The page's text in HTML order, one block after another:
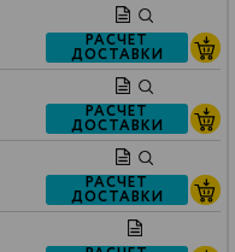
РАСЧЕТ
ДОСТАВКИ
РАСЧЕТ
ДОСТАВКИ
РАСЧЕТ
ДОСТАВКИ